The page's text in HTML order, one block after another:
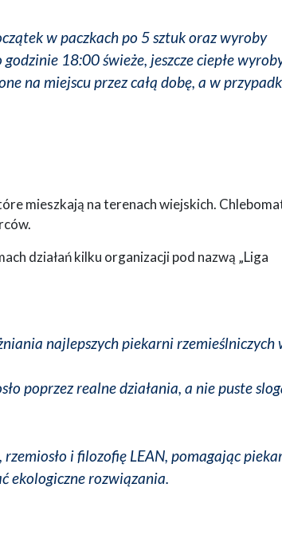
w paczkach po 5 sztuk oraz wyroby
18:00 świeże, jeszcze ciepłe
na miejscu przez całą dobę, a w
mieszkają na terenach wiejskich.
działań kilku organizacji pod nazwą „Liga
najlepszych piekarni rzemieślniczych
poprzez realne działania, a nie puste
i filozofię LEAN, pomagając
ekologiczne rozwiązania.